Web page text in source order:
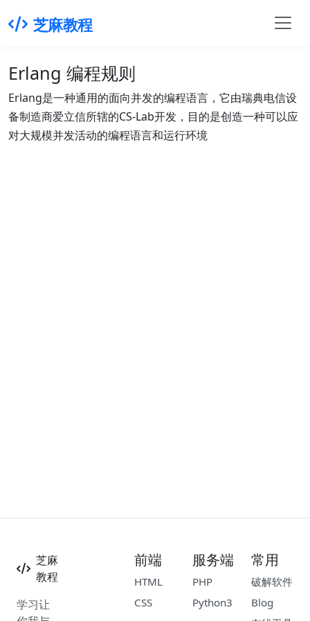
芝麻教程
Erlang 编程规则
Erlang是一种通用的面向并发的编程语言，它由瑞典电信设
备制造商爱立信所辖的CS-Lab开发，目的是创造一种可以应
对大规模并发活动的编程语言和运行环境
芝麻
教程
学习让
前端
HTML
CSS
服务端
PHP
Python3
常用
破解软件
Blog